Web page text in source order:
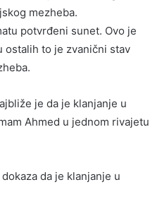
mezheba.
potvrđeni sunet. Ovo je
ostalih to je zvanični stav
je da je klanjanje u
Ahmed u jednom rivajetu
da je klanjanje u